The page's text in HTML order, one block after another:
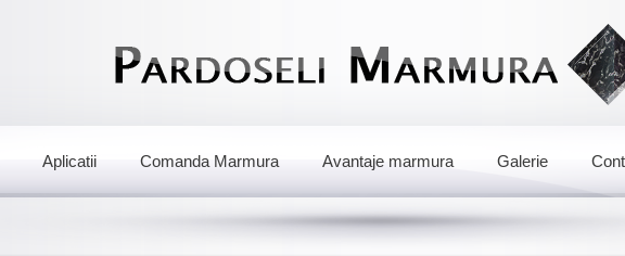
Aplicatii Comanda Marmura Avantaje marmura Galerie